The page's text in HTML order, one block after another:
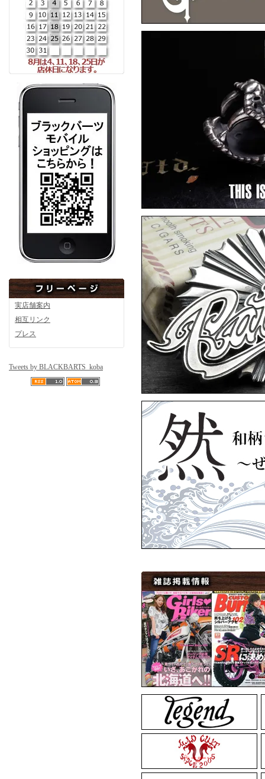
実店舗案内
相互リンク
プレス
Tweets by BLACKBARTS_koba
▼6月10日アップ
然
▼5月8日アップ
ArtemisClassic
▼4月15日アップ
ARTEMISKINGS
ARTEMISKINGS
▼3月11日アップ
MadGraffiti